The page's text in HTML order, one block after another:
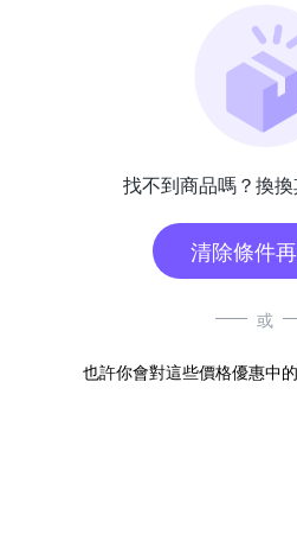
找不到商品嗎？換換
清除條件
或
也許你會對這些價格優惠中